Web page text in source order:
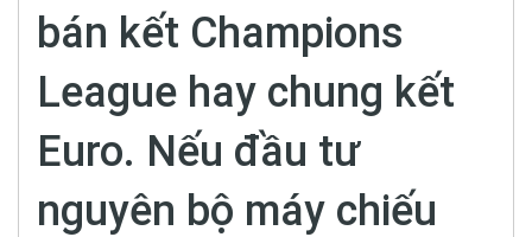
bán kết Champions
League hay chung kết
Euro. Nếu đầu tư
nguyên bộ máy chiếu